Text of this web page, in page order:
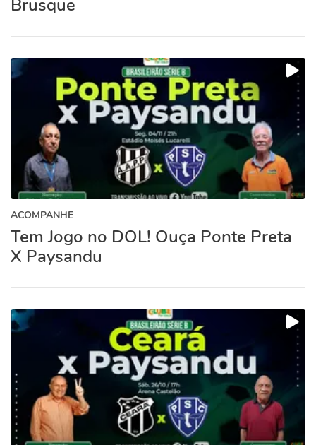
Brusque
ACOMPANHE
Tem Jogo no DOL! Ouça Ponte Preta
X Paysandu